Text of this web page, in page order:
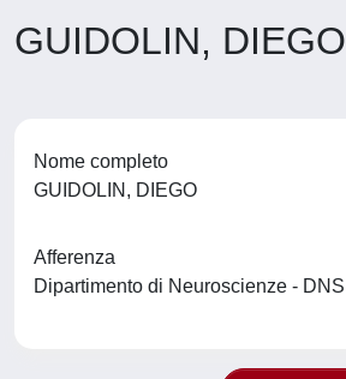
GUIDOLIN, DIEGO
Nome completo
GUIDOLIN, DIEGO
Afferenza
Dipartimento di Neuroscienze - DNS